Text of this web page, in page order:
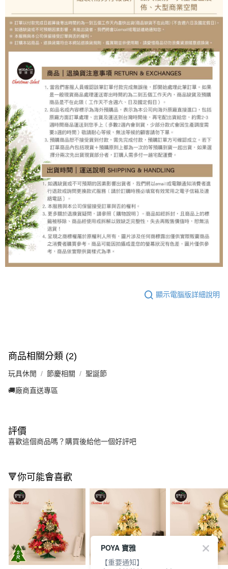
顯示電腦版詳細說明
商品相關分類 (2)
玩具休閒 節慶相關 聖誕節
🚚廠商直送專區
評價
喜歡這個商品嗎？購買後給他一個好評吧
🔻你可能會喜歡
POYA 寶雅
【重要通知】